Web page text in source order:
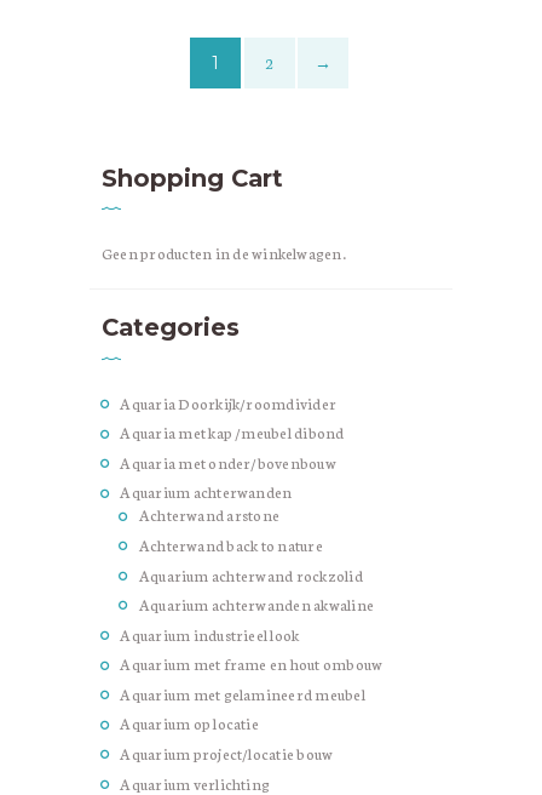
variërend in materialen, ontwerpen en
1 2 →
Shopping Cart
Geen producten in de winkelwagen.
Categories
Aquaria Doorkijk/roomdivider
Aquaria met kap /meubel dibond
Aquaria met onder/bovenbouw
Aquarium achterwanden
Achterwand arstone
Achterwand back to nature
Aquarium achterwand rockzolid
Aquarium achterwanden akwaline
Aquarium industrieel look
Aquarium met frame en hout ombouw
Aquarium met gelamineerd meubel
Aquarium op locatie
Aquarium project/locatie bouw
Aquarium verlichting